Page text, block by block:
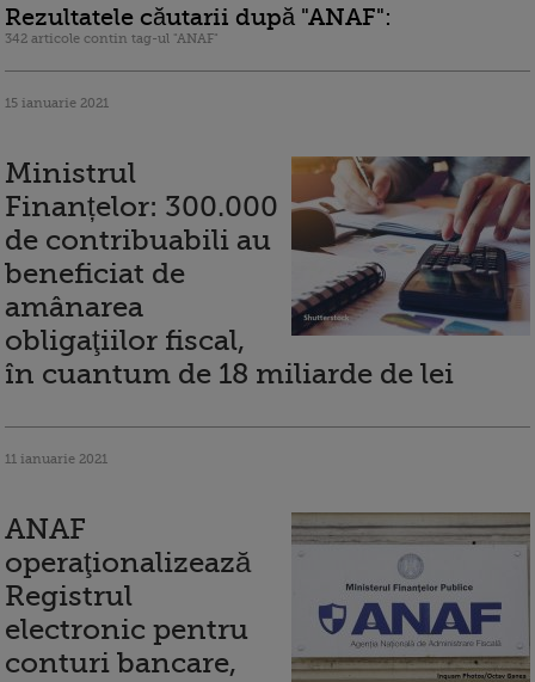
Rezultatele căutarii după "ANAF":
342 articole contin tag-ul "ANAF"
15 ianuarie 2021
Ministrul
Finanțelor: 300.000
de contribuabili au
beneficiat de
amânarea
obligaţiilor fiscal,
în cuantum de 18 miliarde de lei
11 ianuarie 2021
ANAF
operaţionalizează
Registrul
electronic pentru
conturi bancare,